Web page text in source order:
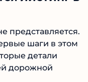
представляется.
шаги в этом
детали
дорожной